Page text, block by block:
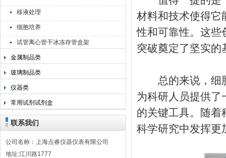
移液处理
细胞培养
试管离心管干冰冻存管盒架
金属制品类
玻璃制品类
仪器类
常用试剂试剂盒
联系我们
公司名称：上海点睿仪器仪表有限公司
地址:江川路1777
材料和技术使得它
性和可靠性。这些
突破奠定了坚实的
总的来说，细胞
为科研人员提供了
的关键工具。随着
科学研究中发挥更